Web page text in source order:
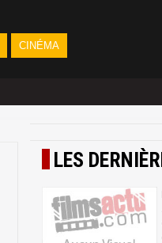
CINÉMA
LES